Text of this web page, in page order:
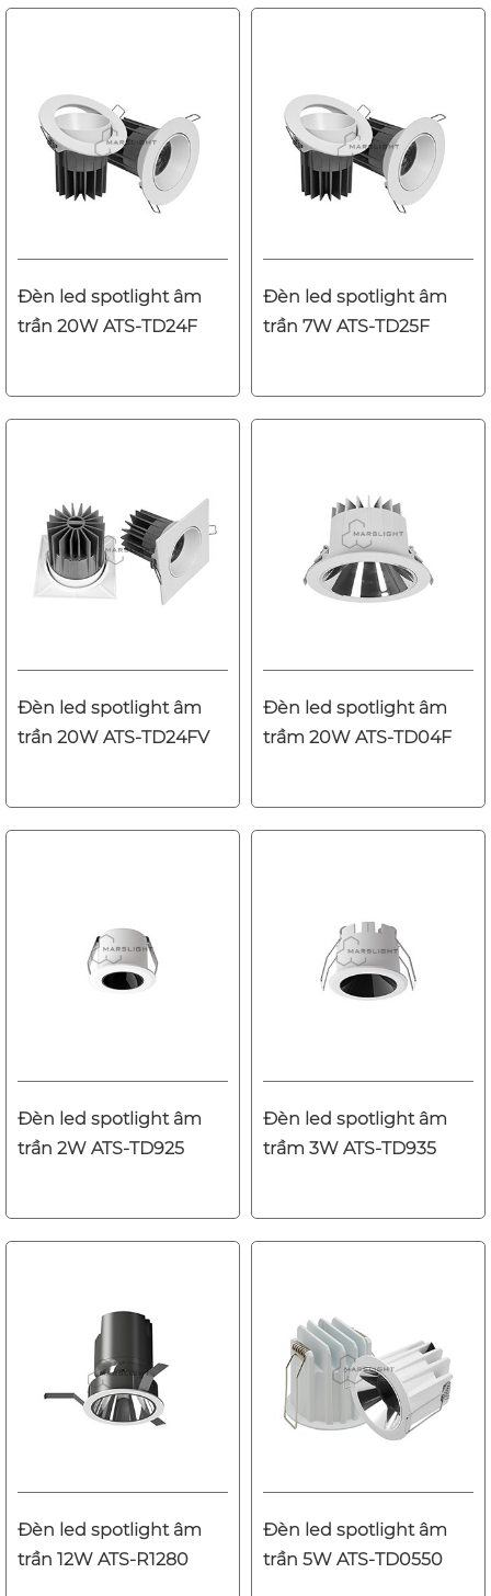
Đèn led spotlight âm
trần 20W ATS-TD24F
Đèn led spotlight âm
trần 7W ATS-TD25F
Đèn led spotlight âm
trần 20W ATS-TD24FV
Đèn led spotlight âm
trầm 20W ATS-TD04F
Đèn led spotlight âm
trần 2W ATS-TD925
Đèn led spotlight âm
trầm 3W ATS-TD935
Đèn led spotlight âm
trần 12W ATS-R1280
Đèn led spotlight âm
trần 5W ATS-TD0550